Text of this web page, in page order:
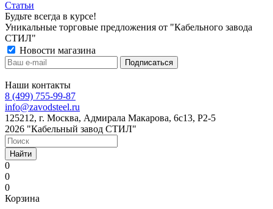
Статьи
Будьте всегда в курсе!
Уникальные торговые предложения от "Кабельного завода
СТИЛ"
Новости магазина
Наши контакты
8 (499) 755-99-87
info@zavodsteel.ru
125212, г. Москва, Адмирала Макарова, 6с13, Р2-5
2026 "Кабельный завод СТИЛ"
Найти
0
0
0
Корзина